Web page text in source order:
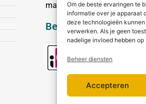
Om de beste ervaringen te
informatie over je apparaat
deze technologieën
verwerken. Als je geen
nadelige invloed hebben
Beheer diensten
Accepteren
mail.
Bezorging & betaling